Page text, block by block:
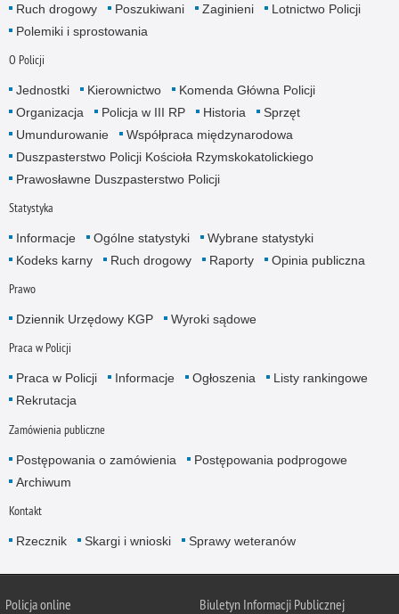
Ruch drogowy
Poszukiwani Zaginieni
Lotnictwo Policji
Polemiki i sprostowania
O Policji
Jednostki Kierownictwo
Komenda Główna Policji
Organizacja
Policja w III RP Historia
Sprzęt
Umundurowanie
Współpraca międzynarodowa
Duszpasterstwo Policji Kościoła Rzymskokatolickiego
Prawosławne Duszpasterstwo Policji
Statystyka
Informacje Ogólne statystyki
Wybrane statystyki
Kodeks karny
Ruch drogowy Raporty Opinia publiczna
Prawo
Dziennik Urzędowy KGP Wyroki sądowe
Praca w Policji
Praca w Policji Informacje Ogłoszenia
Listy rankingowe
Rekrutacja
Zamówienia publiczne
Postępowania o zamówienia
Postępowania podprogowe
Archiwum
Kontakt
Rzecznik Skargi i wnioski Sprawy weteranów
Policjaonline Biuletyn Informacji Publicznej